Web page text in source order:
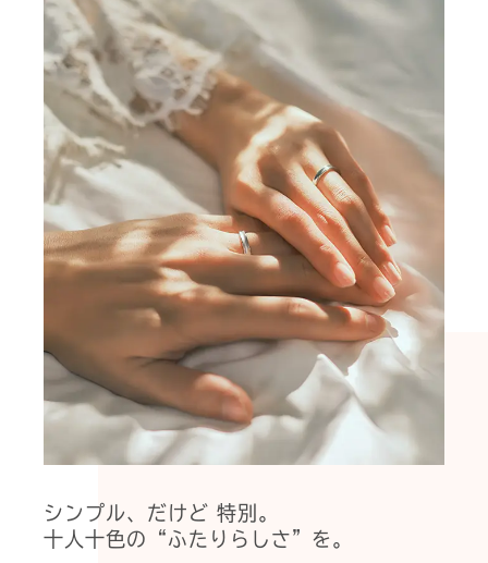
シンプル、だけど 特別。
十人十色の“ふたりらしさ”を。